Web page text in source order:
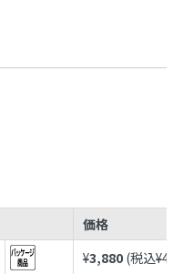
価格
¥3,880 (税込¥